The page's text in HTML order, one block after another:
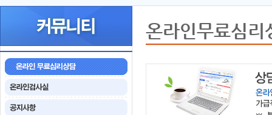
온라인무료심리